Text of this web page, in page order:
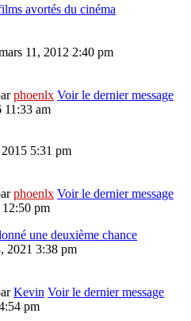
avortés du cinéma
11, 2012 2:40 pm
phoenlx Voir le dernier message
11:33 am
5:31 pm
phoenlx Voir le dernier message
pm
une deuxième chance
2021 3:38 pm
Kevin Voir le dernier message
pm